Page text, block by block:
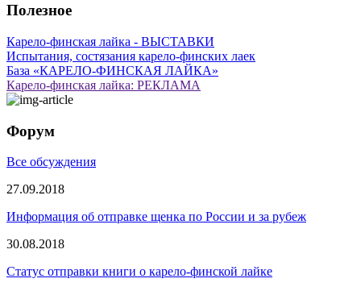
Полезное
Карело-финская лайка - ВЫСТАВКИ
Испытания, состязания карело-финских лаек
База «КАРЕЛО-ФИНСКАЯ ЛАЙКА»
Карело-финская лайка: РЕКЛАМА
Форум
Все обсуждения
27.09.2018
Информация об отправке щенка по России и за рубеж
30.08.2018
Статус отправки книги о карело-финской лайке